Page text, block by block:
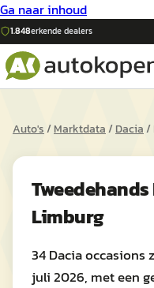
Ga naar inhoud
1.848erkende dealers
Auto's/Marktdata/Dacia/
Tweedehands
Limburg
34 Dacia
juli 2026, met een